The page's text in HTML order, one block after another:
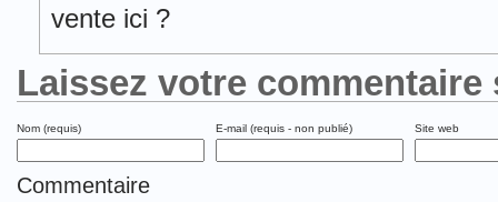
vente ici ?
Laissez votre commentaire
Nom (requis) E-mail (requis - non publié) Site web
Commentaire